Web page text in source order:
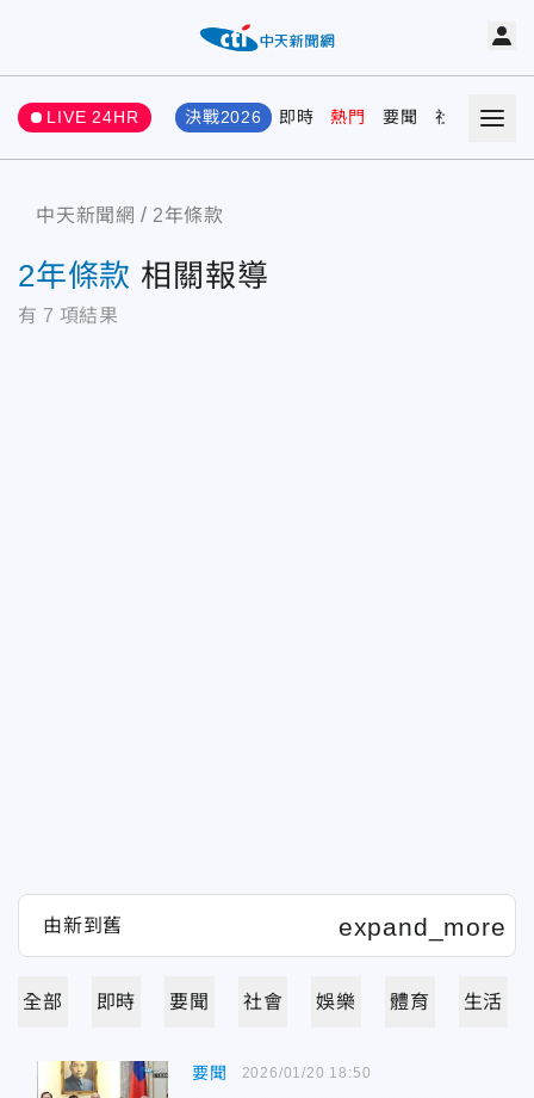
LIVE 24HR 決戰2026 即時 熱門 要聞 社會 娛樂
中天新聞網 2年條款
2年條款 相關報導
有 7 項結果
全部 即時 要聞 社會 娛樂 體育 生活
要聞 2026/01/20 18:50